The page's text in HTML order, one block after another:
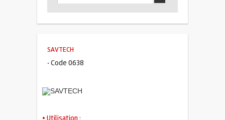
SAVTECH
· Code 0638
• Utilisation :